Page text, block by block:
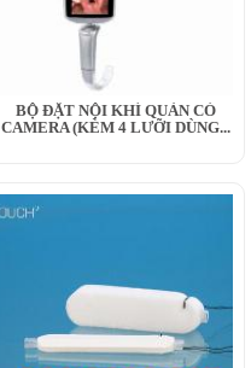
BỘ ĐẶT NỘI KHÍ QUẢN CÓ
CAMERA (KÈM 4 LƯỠI DÙNG...